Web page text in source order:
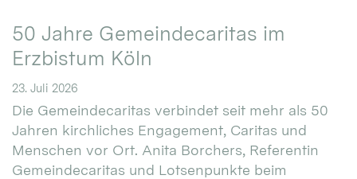
50 Jahre Gemeindecaritas im
Erzbistum Köln
23. Juli 2026
Die Gemeindecaritas verbindet seit mehr als 50
Jahren kirchliches Engagement, Caritas und
Menschen vor Ort. Anita Borchers, Referentin
Gemeindecaritas und Lotsenpunkte beim